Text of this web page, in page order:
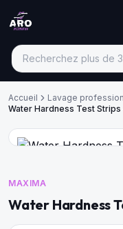
Accueil Lavage
Water Hardness Test Strips
MAXIMA
Water Hardness